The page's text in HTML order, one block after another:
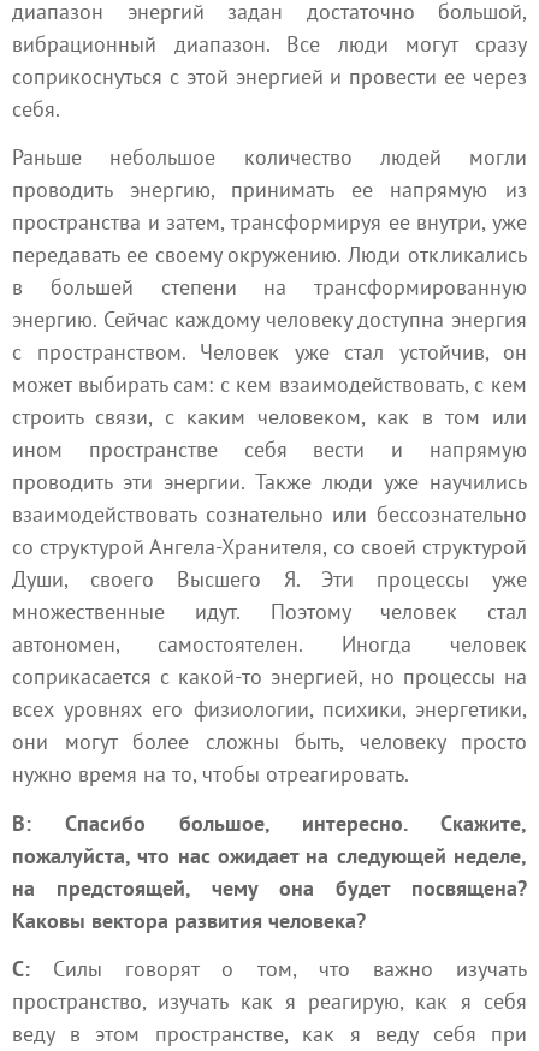
диапазон энергий задан достаточно большой,
вибрационный диапазон. Все люди могут сразу
соприкоснуться с этой энергией и провести ее через
себя.
Раньше небольшое количество людей могли
проводить энергию, принимать ее напрямую из
пространства и затем, трансформируя ее внутри, уже
передавать ее своему окружению. Люди откликались
в большей степени на трансформированную
энергию. Сейчас каждому человеку доступна энергия
с пространством. Человек уже стал устойчив, он
может выбирать сам: с кем взаимодействовать, с кем
строить связи, с каким человеком, как в том или
ином пространстве себя вести и напрямую
проводить эти энергии. Также люди уже научились
взаимодействовать сознательно или бессознательно
со структурой Ангела-Хранителя, со своей структурой
Души, своего Высшего Я. Эти процессы уже
множественные идут. Поэтому человек стал
автономен, самостоятелен. Иногда человек
соприкасается с какой-то энергией, но процессы на
всех уровнях его физиологии, психики, энергетики,
они могут более сложны быть, человеку просто
нужно время на то, чтобы отреагировать.
В: Спасибо большое, интересно. Скажите,
пожалуйста, что нас ожидает на следующей неделе,
на предстоящей, чему она будет посвящена?
Каковы вектора развития человека?
С: Силы говорят о том, что важно изучать
пространство, изучать как я реагирую, как я себя
веду в этом пространстве, как я веду себя при